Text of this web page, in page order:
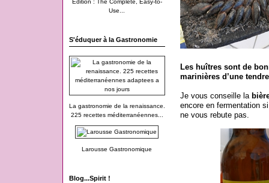
Edition : The Complete, Easy-to-
Use...
S'éduquer à la Gastronomie
La gastronomie de la renaissance.
225 recettes méditerranéennes...
Larousse Gastronomique
Blog...Spirit !
Les huîtres sont de
marinières d’une
Je vous conseille la
encore en fermentation
ne vous rebute pas.